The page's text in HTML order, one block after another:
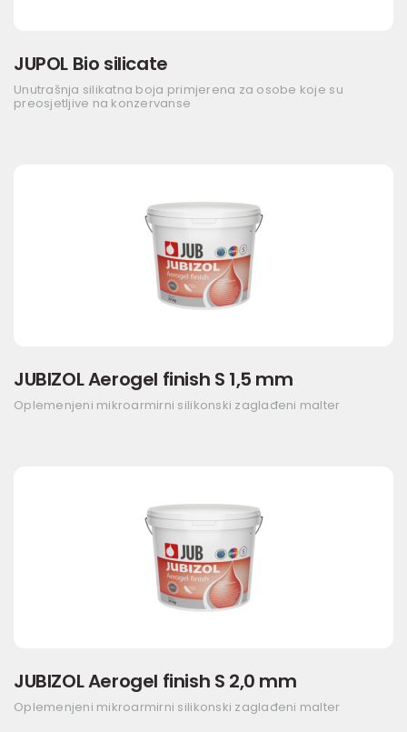
JUPOL Bio silicate
Unutrašnja silikatna boja primjerena za osobe koje su
preosjetljive na konzervanse
JUBIZOL Aerogel finish S 1,5 mm
Oplemenjeni mikroarmirni silikonski zaglađeni malter
JUBIZOL Aerogel finish S 2,0 mm
Oplemenjeni mikroarmirni silikonski zaglađeni malter